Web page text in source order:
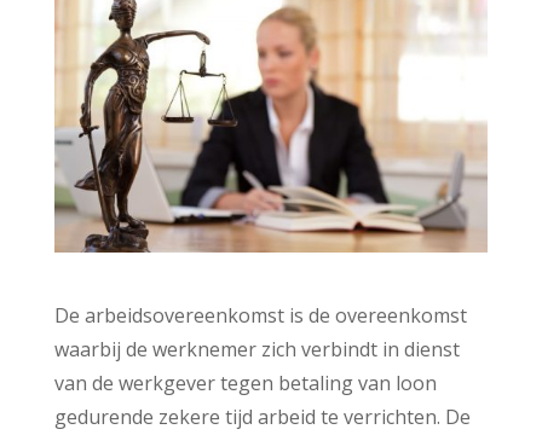
De arbeidsovereenkomst is de overeenkomst
waarbij de werknemer zich verbindt in dienst
van de werkgever tegen betaling van loon
gedurende zekere tijd arbeid te verrichten. De